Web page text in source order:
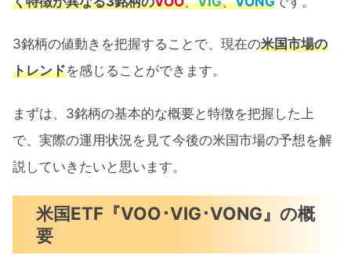
1ヶ月リターンの推移による今後の米国
市場予想
VOO･VIG･VONG 65ヶ月間運用実績公開：
3銘柄の値動きを把握することで、現在の米国市場の
トレンドを感じることができます。
まずは、3銘柄の基本的な概要と特徴を把握した上
で、実際の運用状況を見て今後の米国市場の予想を解
説していきたいと思います。
米国ETF『VOO･VIG･VONG』の概
要